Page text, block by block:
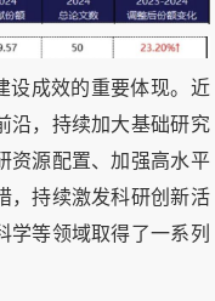
设成效的重要体现。近
沿，持续加大基础研究
资源配置、加强高水平
，持续激发科研创新活
学等领域取得了一系列